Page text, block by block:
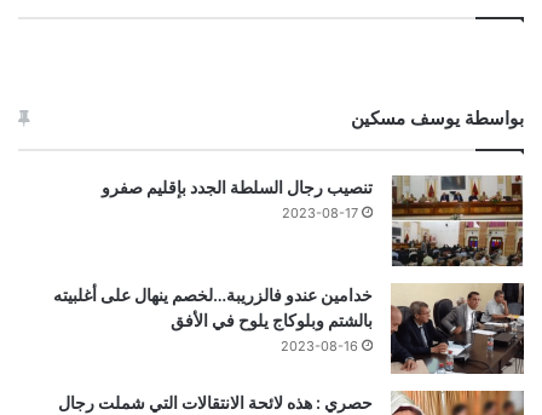
بواسطة يوسف مسكين
تنصيب رجال السلطة الجدد بإقليم صفرو
2023-08-17
خدامين عندو فالزريبة…لخصم ينهال على أغلبيته
بالشتم وبلوكاج يلوح في الأفق
2023-08-16
حصري : هذه لائحة الانتقالات التي شملت رجال